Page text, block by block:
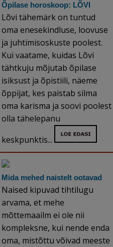
Õpilase horoskoop: LÕVI
Lõvi tähemärk on tuntud
oma enesekindluse, loovuse
ja juhtimisoskuste poolest.
Kui vaatame, kuidas Lõvi
tähtkuju mõjutab õpilase
isiksust ja õpistiili, näeme
õppijat, kes paistab silma
oma karisma ja soovi poolest
olla tähelepanu
keskpunktis...
Mida mehed naistelt ootavad
Naised kipuvad tihtilugu
arvama, et mehe
mõttemaailm ei ole nii
kompleksne, kui nende enda
oma, mistõttu võivad meeste